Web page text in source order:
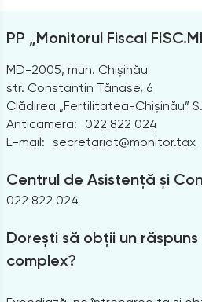
PP „Monitorul Fiscal
MD-2005, mun. Chișinău
str. Constantin Tănase, 6
Clădirea „Fertilitatea-Chișinău”
Anticamera:
022 822 024
E-mail: secretariat@monitor.tax
Centrul de Asistență și
022 822 024
Dorești să obții un
complex?